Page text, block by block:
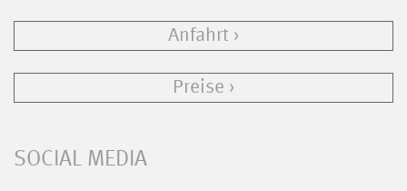
Anfahrt
Preise
SOCIAL MEDIA